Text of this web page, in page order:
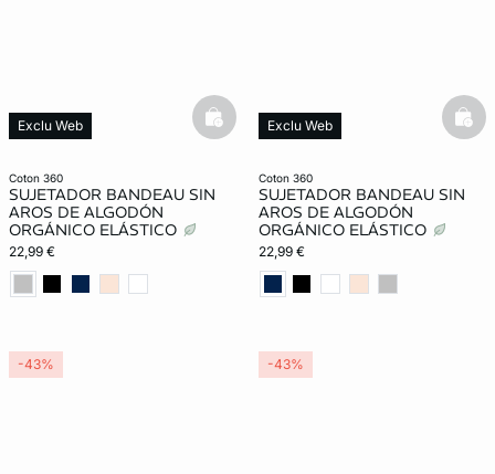
coton 360
SUJETADOR BANDEAU SIN
AROS DE ALGODÓN
ORGÁNICO ELÁSTICO
22,99 €
Exclu Web
basketfull
coton 360
SUJETADOR BANDEAU SIN
AROS DE ALGODÓN
ORGÁNICO ELÁSTICO
22,99 €
Exclu Web
-43% -43%